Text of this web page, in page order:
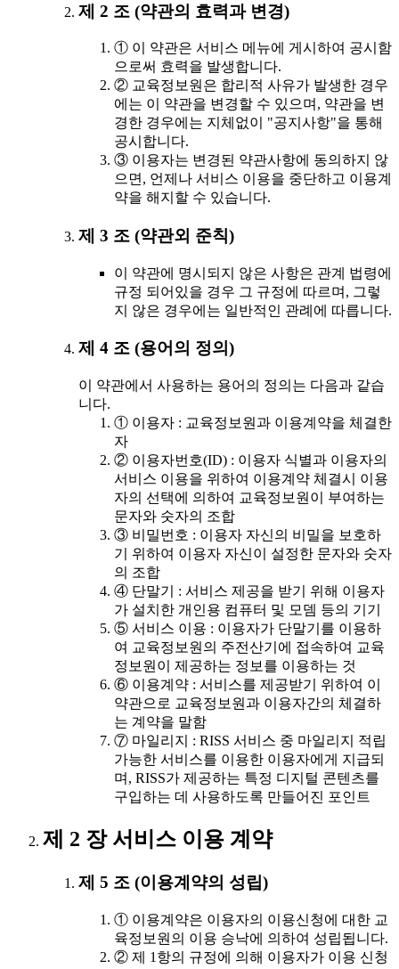
제 2 조 (약관의 효력과 변경)
① 이 약관은 서비스 메뉴에 게시하여 공시함
으로써 효력을 발생합니다.
② 교육정보원은 합리적 사유가 발생한 경우
에는 이 약관을 변경할 수 있으며, 약관을 변
경한 경우에는 지체없이 "공지사항"을 통해
공시합니다.
③ 이용자는 변경된 약관사항에 동의하지 않
으면, 언제나 서비스 이용을 중단하고 이용계
약을 해지할 수 있습니다.
제 3 조 (약관외 준칙)
이 약관에 명시되지 않은 사항은 관계 법령에
규정 되어있을 경우 그 규정에 따르며, 그렇
지 않은 경우에는 일반적인 관례에 따릅니다.
제 4 조 (용어의 정의)
이 약관에서 사용하는 용어의 정의는 다음과 같습
니다.
① 이용자 : 교육정보원과 이용계약을 체결한
자
② 이용자번호(ID) : 이용자 식별과 이용자의
서비스 이용을 위하여 이용계약 체결시 이용
자의 선택에 의하여 교육정보원이 부여하는
문자와 숫자의 조합
③ 비밀번호 : 이용자 자신의 비밀을 보호하
기 위하여 이용자 자신이 설정한 문자와 숫자
의 조합
④ 단말기 : 서비스 제공을 받기 위해 이용자
가 설치한 개인용 컴퓨터 및 모뎀 등의 기기
⑤ 서비스 이용 : 이용자가 단말기를 이용하
여 교육정보원의 주전산기에 접속하여 교육
정보원이 제공하는 정보를 이용하는 것
⑥ 이용계약 : 서비스를 제공받기 위하여 이
약관으로 교육정보원과 이용자간의 체결하
는 계약을 말함
⑦ 마일리지 : RISS 서비스 중 마일리지 적립
가능한 서비스를 이용한 이용자에게 지급되
며, RISS가 제공하는 특정 디지털 콘텐츠를
구입하는 데 사용하도록 만들어진 포인트
제 2 장 서비스 이용 계약
제 5 조 (이용계약의 성립)
① 이용계약은 이용자의 이용신청에 대한 교
육정보원의 이용 승낙에 의하여 성립됩니다.
② 제 1항의 규정에 의해 이용자가 이용 신청